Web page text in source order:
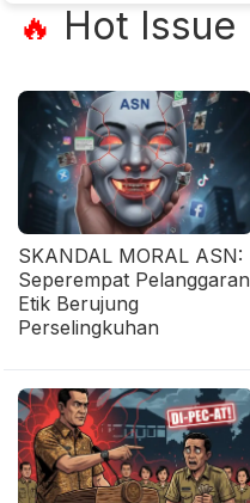
🔥 Hot Issue
SKANDAL MORAL ASN:
Seperempat Pelanggaran
Etik Berujung
Perselingkuhan